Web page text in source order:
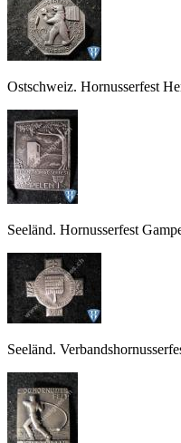
Ostschweiz. Hornusserfest
Seeländ. Hornusserfest
Seeländ.